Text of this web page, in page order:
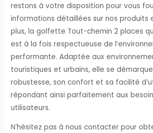
restons à votre disposition pour vous
informations détaillées sur nos produits
plus, la golfette Tout-chemin 2 places
est à la fois respectueuse de
performante. Adaptée aux
touristiques et urbains, elle se
robustesse, son confort et sa facilité
répondant ainsi parfaitement aux
utilisateurs.
N’hésitez pas à nous contacter pour